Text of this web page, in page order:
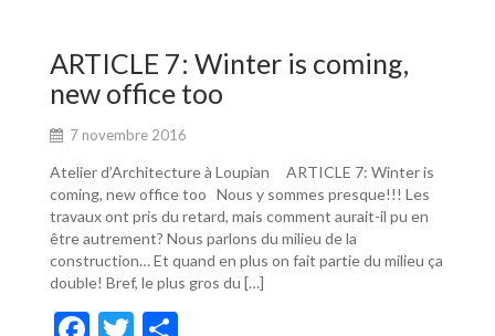
o
o
k
er
ARTICLE 7: Winter is coming,
new office too
7 novembre 2016
Atelier d’Architecture à Loupian ARTICLE 7: Winter is
coming, new office too Nous y sommes presque!!! Les
travaux ont pris du retard, mais comment aurait-il pu en
être autrement? Nous parlons du milieu de la
construction… Et quand en plus on fait partie du milieu ça
double! Bref, le plus gros du […]